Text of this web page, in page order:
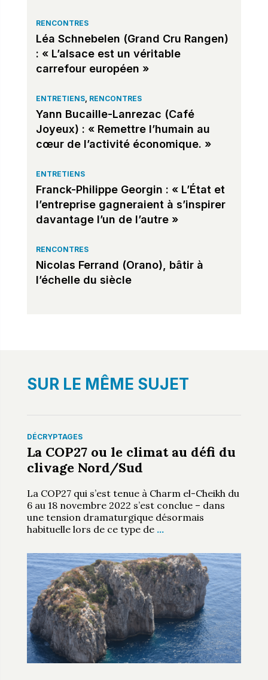
RENCONTRES
Léa Schnebelen (Grand Cru Rangen)
: « L’alsace est un véritable
carrefour européen »
ENTRETIENS, RENCONTRES
Yann Bucaille-Lanrezac (Café
Joyeux) : « Remettre l’humain au
cœur de l’activité économique. »
ENTRETIENS
Franck-Philippe Georgin : « L’État et
l’entreprise gagneraient à s’inspirer
davantage l’un de l’autre »
RENCONTRES
Nicolas Ferrand (Orano), bâtir à
l’échelle du siècle
SUR LE MÊME SUJET
DÉCRYPTAGES
La COP27 ou le climat au défi du
clivage Nord/Sud
La COP27 qui s’est tenue à Charm el-Cheikh du
6 au 18 novembre 2022 s’est conclue – dans
une tension dramaturgique désormais
habituelle lors de ce type de …